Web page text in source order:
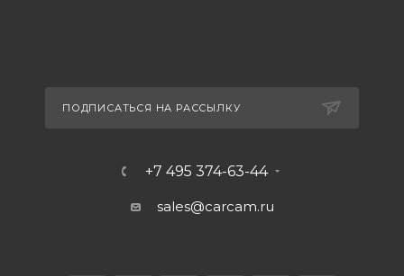
ПОДПИСАТЬСЯ НА РАССЫЛКУ
+7 495 374-63-44
sales@carcam.ru